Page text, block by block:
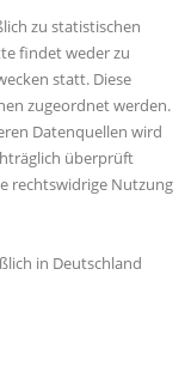
zu statistischen
findet weder zu
statt. Diese
zugeordnet werden.
Datenquellen wird
überprüft
rechtswidrige Nutzung
in Deutschland